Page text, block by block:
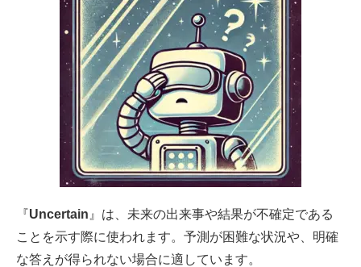
『Uncertain 』は、未来の出来事や結果が不確定である
ことを示す際に使われます。予測が困難な状況や、明確
な答えが得られない場合に適しています。